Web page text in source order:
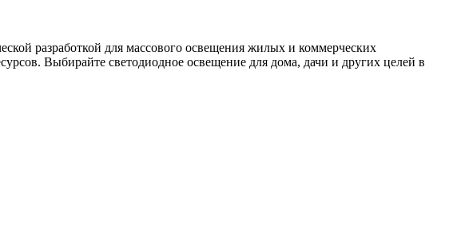
разработкой для массового освещения жилых и коммерческих
Выбирайте светодиодное освещение для дома, дачи и других целей в